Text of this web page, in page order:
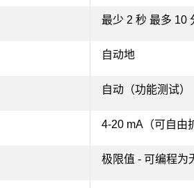
最少 2 秒 最多 10
自动地
自动（功能测试）
4-20 mA（可自由
极限值 - 可编程为